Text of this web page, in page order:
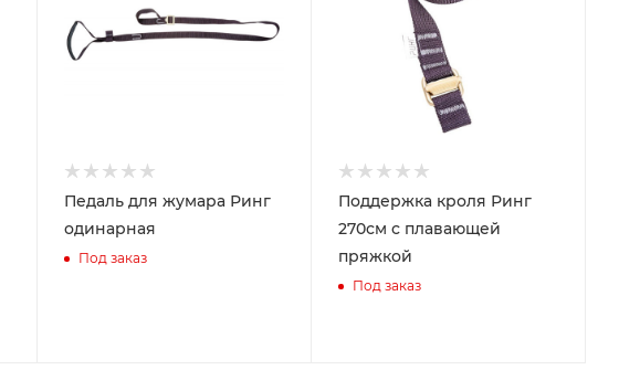
Педаль для жумара Ринг
одинарная
Под заказ
Поддержка кроля Ринг
270см с плавающей
пряжкой
Под заказ